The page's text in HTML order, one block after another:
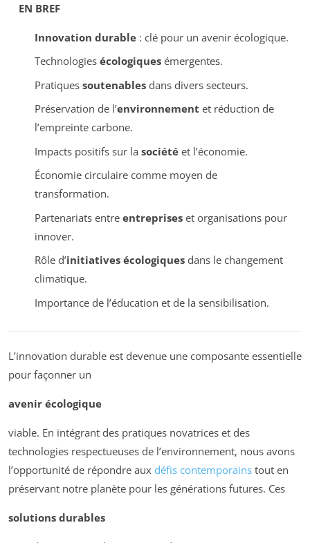
EN BREF
Innovation durable: clé pour un avenir écologique.
Technologies écologiquesémergentes.
Pratiques soutenablesdans divers secteurs.
Préservation de l’environnement et réduction de
l’empreinte carbone.
Impacts positifs sur la sociétéet l’économie.
Économie circulaire comme moyen de
transformation.
Partenariats entre entrepriseset organisations pour
innover.
Rôle d’initiatives écologiquesdans le changement
climatique.
Importance de l’éducation et de la sensibilisation.
L’innovation durable est devenue une composante essentielle
pour façonner un
avenir écologique
viable. En intégrant des pratiques novatrices et des
technologies respectueuses de l’environnement, nous avons
l’opportunité de répondre aux défis contemporains tout en
préservant notre planète pour les générations futures. Ces
solutions durables